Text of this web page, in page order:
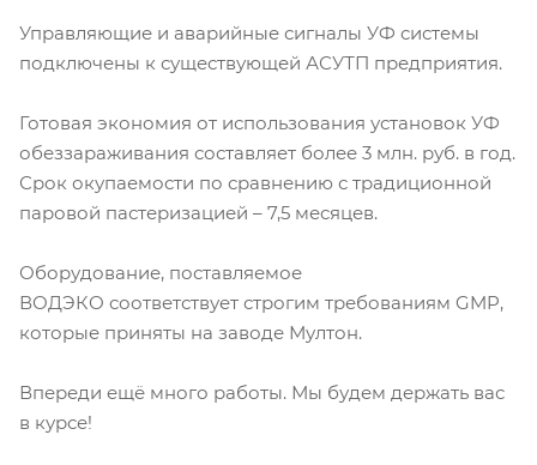
Управляющие и аварийные сигналы УФ системы
подключены к существующей АСУТП предприятия.
Готовая экономия от использования установок УФ
обеззараживания составляет более 3 млн. руб. в год.
Срок окупаемости по сравнению с традиционной
паровой пастеризацией – 7,5 месяцев.
Оборудование, поставляемое
ВОДЭКО соответствует строгим требованиям GMP,
которые приняты на заводе Мултон.
Впереди ещё много работы. Мы будем держать вас
в курсе!